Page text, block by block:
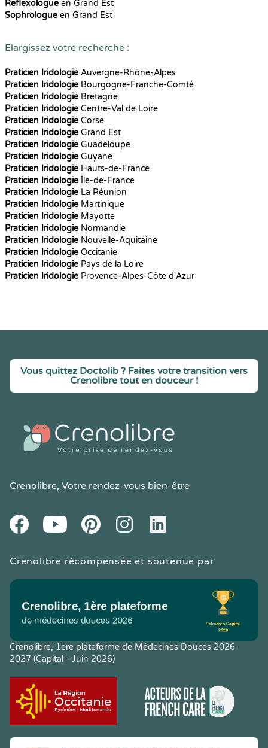
Reflexologue en Grand Est
Sophrologue en Grand Est
Elargissez votre recherche :
Praticien Iridologie Auvergne-Rhône-Alpes
Praticien Iridologie Bourgogne-Franche-Comté
Praticien Iridologie Bretagne
Praticien Iridologie Centre-Val de Loire
Praticien Iridologie Corse
Praticien Iridologie Grand Est
Praticien Iridologie Guadeloupe
Praticien Iridologie Guyane
Praticien Iridologie Hauts-de-France
Praticien Iridologie Île-de-France
Praticien Iridologie La Réunion
Praticien Iridologie Martinique
Praticien Iridologie Mayotte
Praticien Iridologie Normandie
Praticien Iridologie Nouvelle-Aquitaine
Praticien Iridologie Occitanie
Praticien Iridologie Pays de la Loire
Praticien Iridologie Provence-Alpes-Côte d'Azur
Vous quittez Doctolib ? Faites votre transition vers
Crenolibre tout en douceur !
Crenolibre, Votre rendez-vous bien-être
FacebookYoutube PinteresetInstagramLinkedIn
Crenolibre récompensée et soutenue par
Crenolibre, 1ere plateforme de Médecines Douces 2026-
2027 (Capital - Juin 2026)